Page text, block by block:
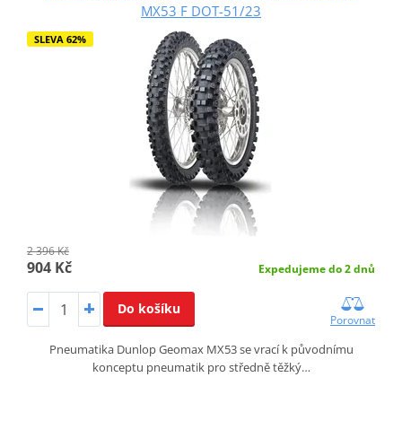
MX53 F DOT-51/23
SLEVA 62%
2 396 Kč
904 Kč Expedujeme do 2 dnů
Do košíku
Porovnat
Pneumatika Dunlop Geomax MX53 se vrací k původnímu
konceptu pneumatik pro středně těžký…